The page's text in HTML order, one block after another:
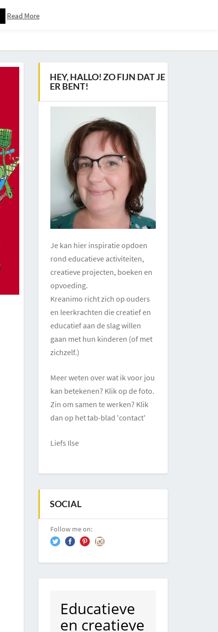
Downloadspagina – Voor Nieuwsbrief Abonnees
HEY, HALLO! ZO FIJN DAT JE
ER BENT!
Je kan hier inspiratie opdoen
rond educatieve activiteiten,
creatieve projecten, boeken en
opvoeding.
Kreanimo richt zich op ouders
en leerkrachten die creatief en
educatief aan de slag willen
gaan met hun kinderen (of met
zichzelf.)
Meer weten over wat ik voor jou
kan betekenen? Klik op de foto.
Zin om samen te werken? Klik
dan op het tab-blad 'contact'
Liefs Ilse
SOCIAL
Follow me on:
Educatieve
en creatieve
Read More